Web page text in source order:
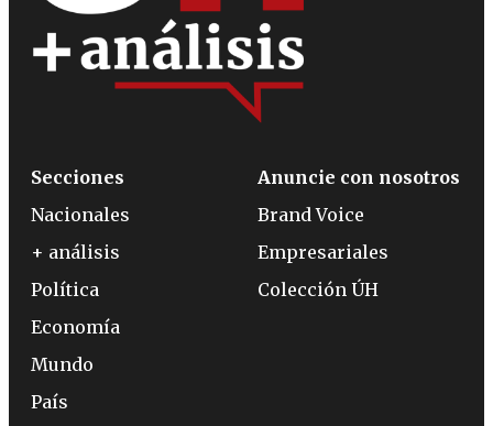
Secciones
Nacionales
+ análisis
Política
Economía
Mundo
País
Anuncie con nosotros
Brand Voice
Empresariales
Colección ÚH